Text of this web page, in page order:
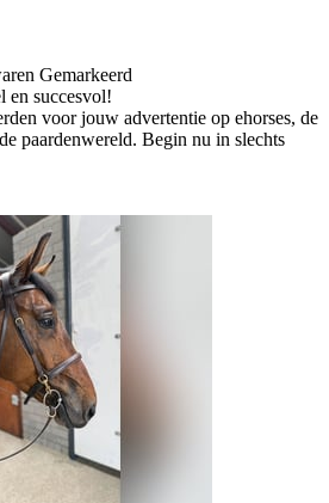
Gemarkeerd
en succesvol!
voor jouw advertentie op ehorses, de
paardenwereld. Begin nu in slechts